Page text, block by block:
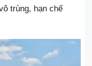
trùng, hạn chế